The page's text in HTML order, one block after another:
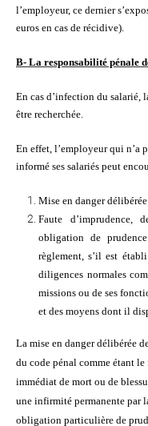
l’employeur, ce dernier
euros en cas de récidive).
B- La responsabilité pénale
En cas d’infection du salarié,
être recherchée.
En effet, l’employeur qui n’a
informé ses salariés peut
Mise en danger
Faute d’imprudence,
obligation de
règlement, s’il est
diligences normales
missions ou de ses
et des moyens dont il
La mise en danger délibérée
du code pénal comme étant
immédiat de mort ou de
une infirmité permanente par
obligation particulière de